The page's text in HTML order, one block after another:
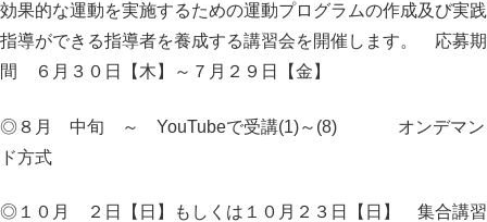
効果的な運動を実施するための運動プログラムの作成及び実践
指導ができる指導者を養成する講習会を開催します。 応募期
間 ６月３０日【木】～７月２９日【金】
◎８月 中旬 ～ YouTubeで受講(1)～(8) オンデマン
ド方式
◎１０月 ２日【日】もしくは１０月２３日【日】 集合講習